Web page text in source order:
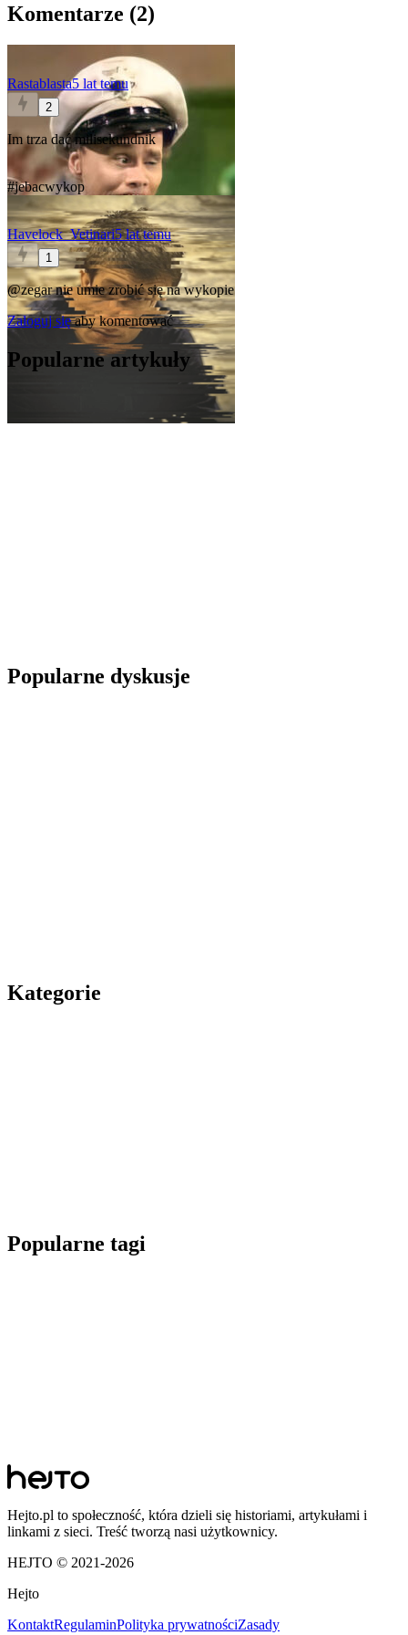
Komentarze (2)
Rastablasta5 lat temu
2
Im trza dać milisekundnik
#jebacwykop
Havelock_Vetinari5 lat temu
1
@zegarnie umie zrobić się na wykopie
Zaloguj sięaby komentować
Popularne artykuły
Popularne dyskusje
Kategorie
Popularne tagi
Hejto.pl to społeczność, która dzieli się historiami, artykułami i
linkami z sieci. Treść tworzą nasi użytkownicy.
HEJTO © 2021-2026
Hejto
KontaktRegulaminPolityka prywatnościZasady